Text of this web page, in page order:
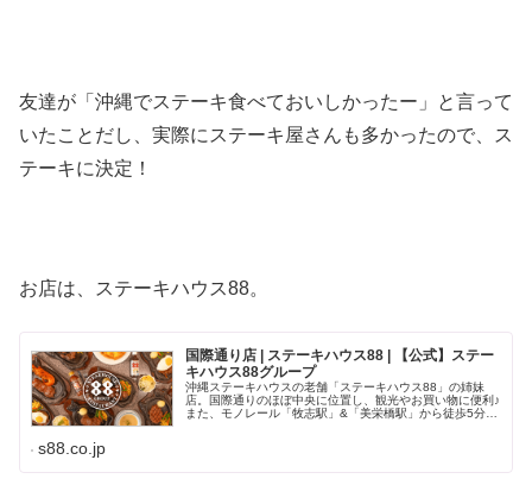
友達が「沖縄でステーキ食べておいしかったー」と言って
いたことだし、実際にステーキ屋さんも多かったので、ス
テーキに決定！
お店は、ステーキハウス88。
国際通り店 | ステーキハウス88 | 【公式】ステー
キハウス88グループ
沖縄ステーキハウスの老舗「ステーキハウス88」の姉妹
店。国際通りのほぼ中央に位置し、観光やお買い物に便利♪
また、モノレール「牧志駅」&「美栄橋駅」から徒歩5分の
s88.co.jp